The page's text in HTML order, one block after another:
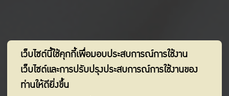
เว็บไซต์นี้ใช้คุกกี้เพื่อมอบประสบการณ์การใช้งาน
เว็บไซต์และการปรับปรุงประสบการณ์การใช้งานของ
ท่านให้ดียิ่งขึ้น